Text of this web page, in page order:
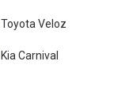
Toyota Veloz
Kia Carnival